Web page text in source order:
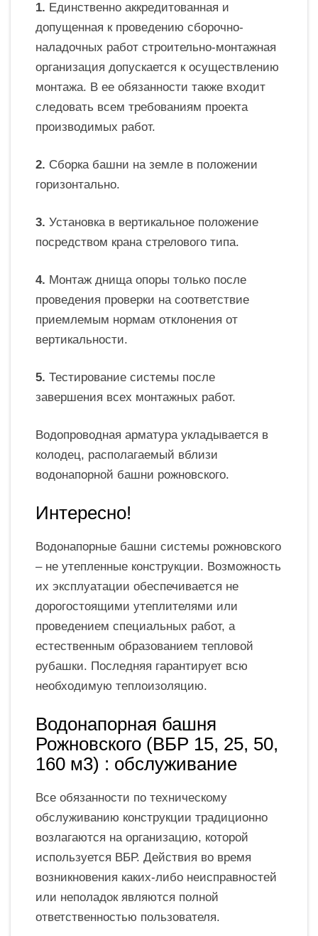
1. Единственно аккредитованная и
допущенная к проведению сборочно-
наладочных работ строительно-монтажная
организация допускается к осуществлению
монтажа. В ее обязанности также входит
следовать всем требованиям проекта
производимых работ.
2. Сборка башни на земле в положении
горизонтально.
3. Установка в вертикальное положение
посредством крана стрелового типа.
4. Монтаж днища опоры только после
проведения проверки на соответствие
приемлемым нормам отклонения от
вертикальности.
5. Тестирование системы после
завершения всех монтажных работ.
Водопроводная арматура укладывается в
колодец, располагаемый вблизи
водонапорной башни рожновского.
Интересно!
Водонапорные башни системы рожновского
– не утепленные конструкции. Возможность
их эксплуатации обеспечивается не
дорогостоящими утеплителями или
проведением специальных работ, а
естественным образованием тепловой
рубашки. Последняя гарантирует всю
необходимую теплоизоляцию.
Водонапорная башня
Рожновского (ВБР 15, 25, 50,
160 м3) : обслуживание
Все обязанности по техническому
обслуживанию конструкции традиционно
возлагаются на организацию, которой
используется ВБР. Действия во время
возникновения каких-либо неисправностей
или неполадок являются полной
ответственностью пользователя.